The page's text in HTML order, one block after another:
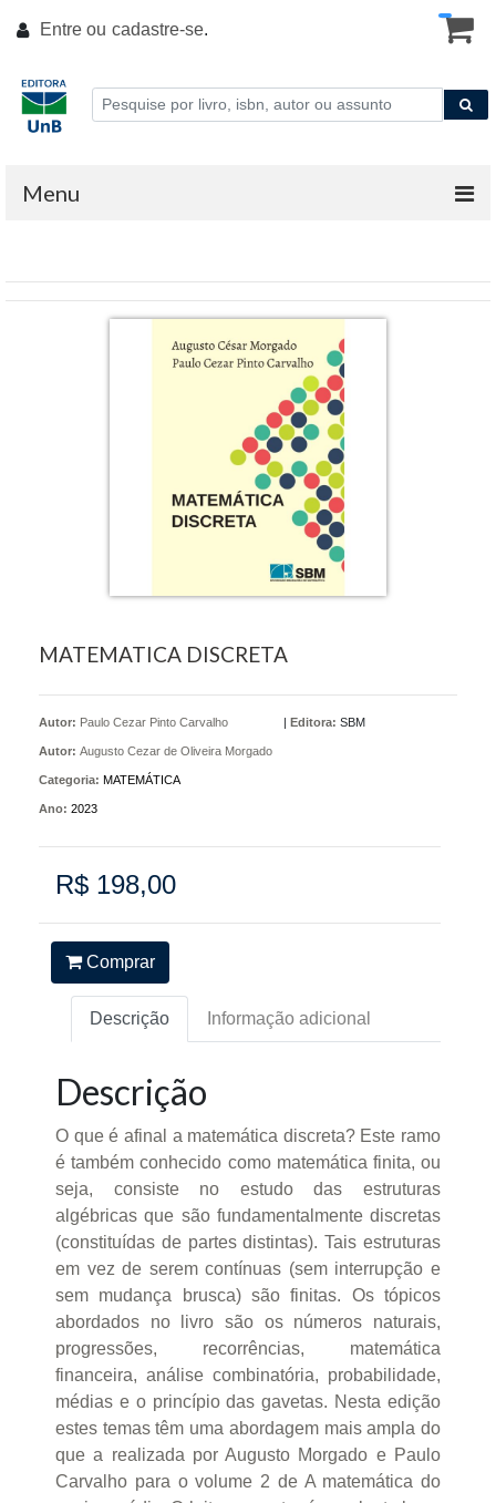
Entre ou cadastre-se.
Menu
MATEMATICA DISCRETA
Autor: Paulo Cezar Pinto Carvalho
Autor: Augusto Cezar de Oliveira Morgado
| Editora: SBM
Categoria: MATEMÁTICA
Ano: 2023
R$ 198,00
Comprar
Descrição Informação adicional
Descrição
O que é afinal a matemática discreta? Este ramo
é também conhecido como matemática finita, ou
seja, consiste no estudo das estruturas
algébricas que são fundamentalmente discretas
(constituídas de partes distintas). Tais estruturas
em vez de serem contínuas (sem interrupção e
sem mudança brusca) são finitas. Os tópicos
abordados no livro são os números naturais,
progressões, recorrências, matemática
financeira, análise combinatória, probabilidade,
médias e o princípio das gavetas. Nesta edição
estes temas têm uma abordagem mais ampla do
que a realizada por Augusto Morgado e Paulo
Carvalho para o volume 2 de A matemática do